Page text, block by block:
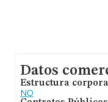
Datos
Estructura
NO